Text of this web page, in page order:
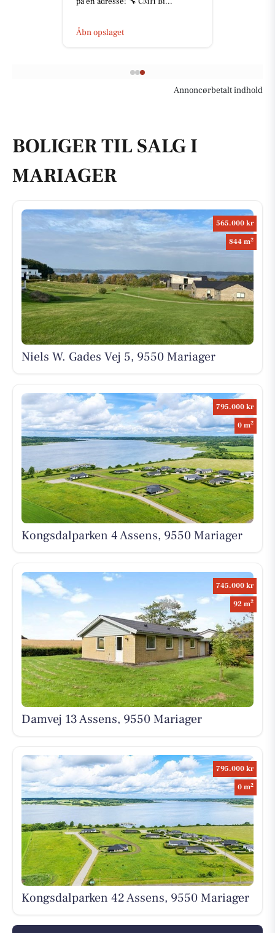
Åbn opslaget
Annoncørbetalt indhold
BOLIGER TIL SALG I
MARIAGER
565.000 kr
844 m2
Niels W. Gades Vej 5, 9550 Mariager
795.000 kr
0 m2
Kongsdalparken 4 Assens, 9550 Mariager
745.000 kr
92 m2
Damvej 13 Assens, 9550 Mariager
795.000 kr
0 m2
Kongsdalparken 42 Assens, 9550 Mariager